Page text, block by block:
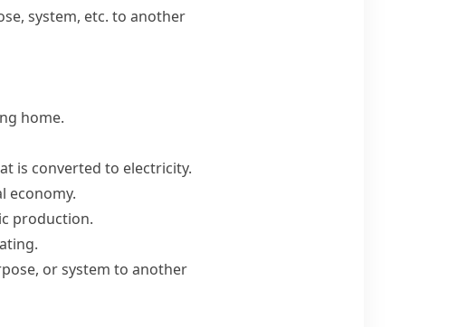
system, etc. to another
home.
is converted to electricity.
economy.
production.
or system to another